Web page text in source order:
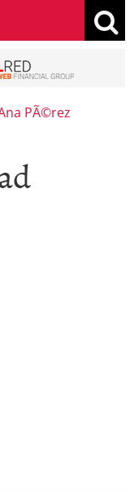
PÃ©rez